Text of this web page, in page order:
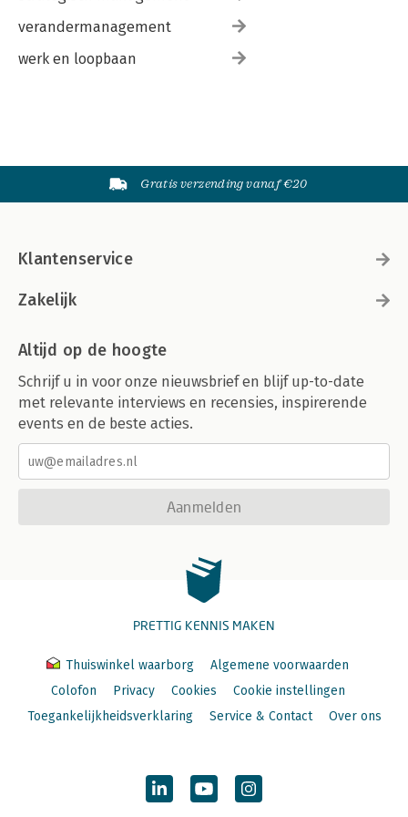
verandermanagement
werk en loopbaan
Gratis verzending vanaf €20
Klantenservice
Zakelijk
Altijd op de hoogte
Schrijf u in voor onze nieuwsbrief en blijf up-to-date
met relevante interviews en recensies, inspirerende
events en de beste acties.
Aanmelden
PRETTIG KENNIS MAKEN
Thuiswinkel waarborg
Algemene voorwaarden
Colofon
Privacy Cookies
Cookie instellingen
Toegankelijkheidsverklaring
Service & Contact Over ons